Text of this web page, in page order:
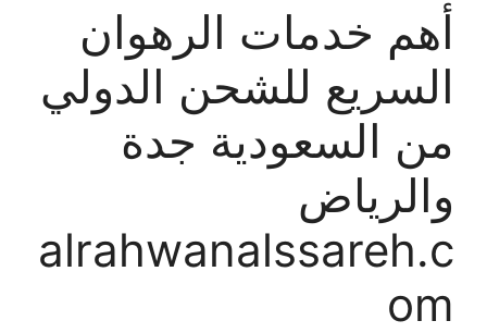
أهم خدمات الرهوان
السريع للشحن الدولي
من السعودية جدة
والرياض
alrahwanalssareh.c
om